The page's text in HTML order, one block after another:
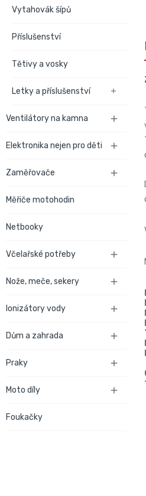
Vytahovák šípů
Příslušenství
Tětivy a vosky
Letky a příslušenství 
Ventilátory na kamna 
Elektronika nejen pro děti 
Zaměřovače 
Měřiče motohodin
Netbooky
Včelařské potřeby 
Nože, meče, sekery 
Ionizátory vody 
Dům a zahrada 
Praky 
Moto díly 
Foukačky